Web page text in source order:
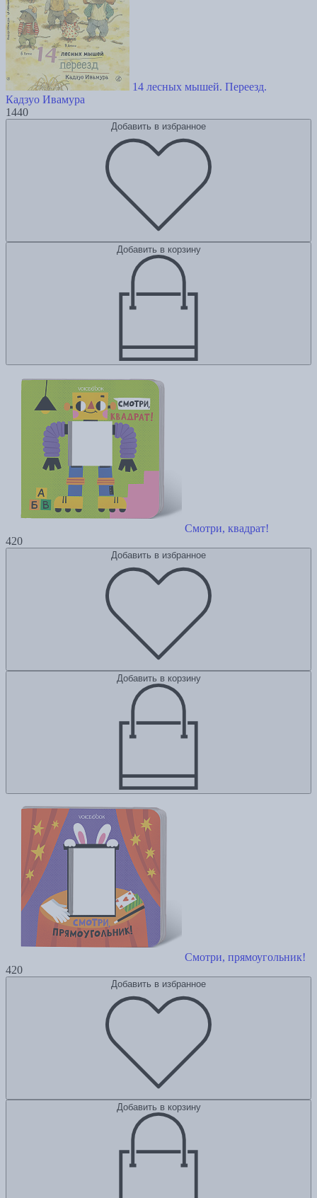
14 лесных мышей. Переезд.
Кадзуо Ивамура
1440
Добавить в избранное
Добавить в корзину
Смотри, квадрат!
420
Добавить в избранное
Добавить в корзину
Смотри, прямоугольник!
420
Добавить в избранное
Добавить в корзину